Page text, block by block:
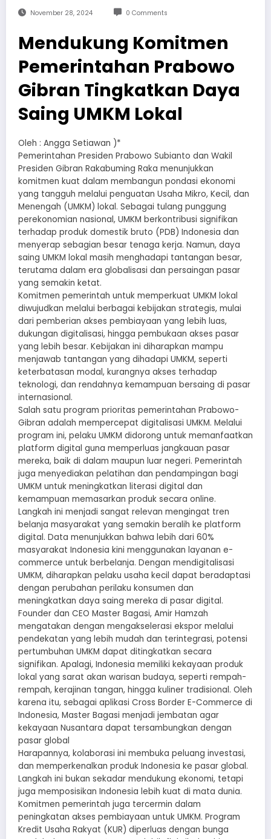
November 28, 2024 0 Comments
Mendukung Komitmen
Pemerintahan Prabowo
Gibran Tingkatkan Daya
Saing UMKM Lokal
Oleh : Angga Setiawan )*
Pemerintahan Presiden Prabowo Subianto dan Wakil
Presiden Gibran Rakabuming Raka menunjukkan
komitmen kuat dalam membangun pondasi ekonomi
yang tangguh melalui penguatan Usaha Mikro, Kecil, dan
Menengah (UMKM) lokal. Sebagai tulang punggung
perekonomian nasional, UMKM berkontribusi signifikan
terhadap produk domestik bruto (PDB) Indonesia dan
menyerap sebagian besar tenaga kerja. Namun, daya
saing UMKM lokal masih menghadapi tantangan besar,
terutama dalam era globalisasi dan persaingan pasar
yang semakin ketat.
Komitmen pemerintah untuk memperkuat UMKM lokal
diwujudkan melalui berbagai kebijakan strategis, mulai
dari pemberian akses pembiayaan yang lebih luas,
dukungan digitalisasi, hingga pembukaan akses pasar
yang lebih besar. Kebijakan ini diharapkan mampu
menjawab tantangan yang dihadapi UMKM, seperti
keterbatasan modal, kurangnya akses terhadap
teknologi, dan rendahnya kemampuan bersaing di pasar
internasional.
Salah satu program prioritas pemerintahan Prabowo-
Gibran adalah mempercepat digitalisasi UMKM. Melalui
program ini, pelaku UMKM didorong untuk memanfaatkan
platform digital guna memperluas jangkauan pasar
mereka, baik di dalam maupun luar negeri. Pemerintah
juga menyediakan pelatihan dan pendampingan bagi
UMKM untuk meningkatkan literasi digital dan
kemampuan memasarkan produk secara online.
Langkah ini menjadi sangat relevan mengingat tren
belanja masyarakat yang semakin beralih ke platform
digital. Data menunjukkan bahwa lebih dari 60%
masyarakat Indonesia kini menggunakan layanan e-
commerce untuk berbelanja. Dengan mendigitalisasi
UMKM, diharapkan pelaku usaha kecil dapat beradaptasi
dengan perubahan perilaku konsumen dan
meningkatkan daya saing mereka di pasar digital.
Founder dan CEO Master Bagasi, Amir Hamzah
mengatakan dengan mengakselerasi ekspor melalui
pendekatan yang lebih mudah dan terintegrasi, potensi
pertumbuhan UMKM dapat ditingkatkan secara
signifikan. Apalagi, Indonesia memiliki kekayaan produk
lokal yang sarat akan warisan budaya, seperti rempah-
rempah, kerajinan tangan, hingga kuliner tradisional. Oleh
karena itu, sebagai aplikasi Cross Border E-Commerce di
Indonesia, Master Bagasi menjadi jembatan agar
kekayaan Nusantara dapat tersambungkan dengan
pasar global
Harapannya, kolaborasi ini membuka peluang investasi,
dan memperkenalkan produk Indonesia ke pasar global.
Langkah ini bukan sekadar mendukung ekonomi, tetapi
juga memposisikan Indonesia lebih kuat di mata dunia.
Komitmen pemerintah juga tercermin dalam
peningkatan akses pembiayaan untuk UMKM. Program
Kredit Usaha Rakyat (KUR) diperluas dengan bunga